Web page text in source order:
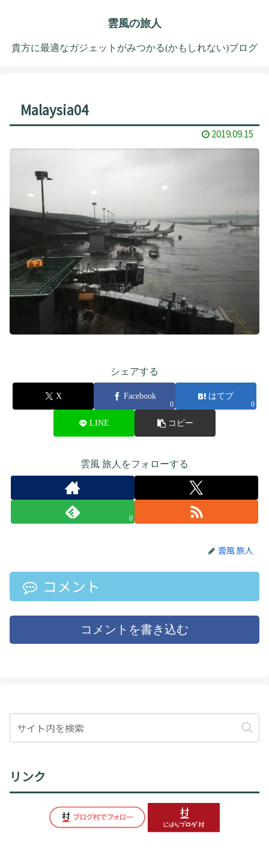
雲風の旅人
貴方に最適なガジェットがみつかる(かもしれない)ブログ
Malaysia04
2019.09.15
シェアする
X Facebook
0
はてブ
0
LINE コピー
雲風 旅人をフォローする
0
雲風 旅人
コメント
コメントを書き込む
リンク